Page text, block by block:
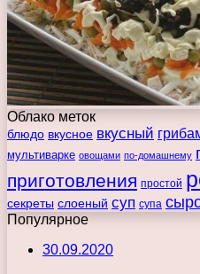
Облако меток
блюдо вкусное вкусный
мультиварке овощами по-домашнему
приготовления простой
секреты слоеный суп супа
Популярное
30.09.2020